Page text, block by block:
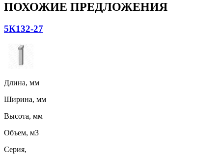
ПОХОЖИЕ ПРЕДЛОЖЕНИЯ
5К132-27
Длина, мм
Ширина, мм
Высота, мм
Объем, м3
Серия,